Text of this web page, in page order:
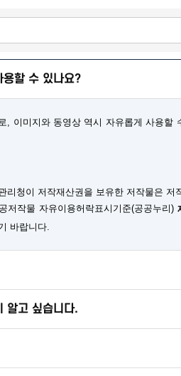
용할 수 있나요?
, 이미지와 동영상 역시 자유롭게 사용
청이 저작재산권을 보유한 저작물은
저작물 자유이용허락표시기준(공공누리)
바랍니다.
알고 싶습니다.